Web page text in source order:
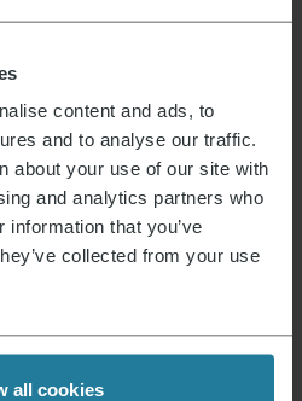
content and ads, to
and to analyse our traffic.
about your use of our site with
and analytics partners who
that you’ve
collected from your use
all cookies
cellulare